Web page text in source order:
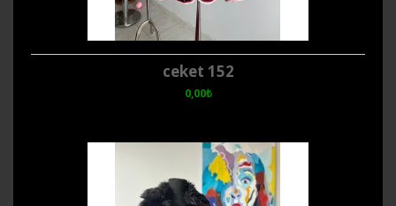
ceket 152
0,00₺